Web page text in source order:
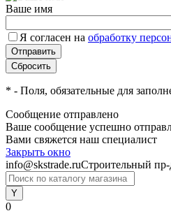
Ваше имя
Я согласен на обработку
* - Поля, обязательные для
Сообщение отправлено
Ваше сообщение успешно
Вами свяжется наш специалист
Закрыть окно
info@skstrade.ruСтроительный пр-
0